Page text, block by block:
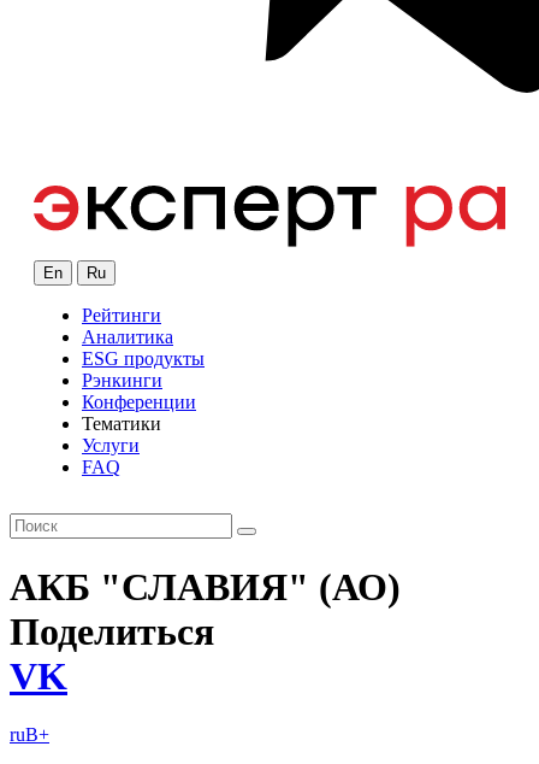
En Ru
Рейтинги
Аналитика
ESG продукты
Рэнкинги
Конференции
Тематики
Услуги
FAQ
АКБ "СЛАВИЯ" (АО)
Поделиться
VK
ruB+